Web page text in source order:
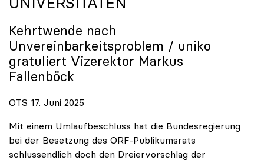
Kehrtwende nach
Unvereinbarkeitsproblem / uniko
gratuliert Vizerektor Markus
Fallenböck
OTS 17. Juni 2025
Mit einem Umlaufbeschluss hat die Bundesregierung
bei der Besetzung des ORF-Publikumsrats
schlussendlich doch den Dreiervorschlag der